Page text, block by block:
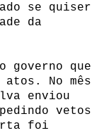
se quiser
da
governo que
No mês
enviou
vetos
foi